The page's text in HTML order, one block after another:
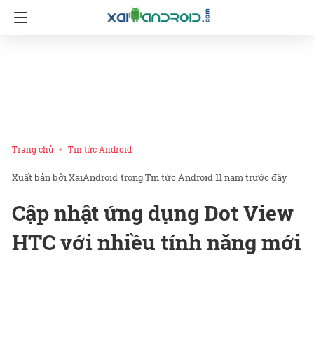
Trang chủ Tin tức Android
XaiAndroid trongTin tức Android11 năm trước đây
Cập nhật ứng dụng Dot View
HTC với nhiều tính năng mới